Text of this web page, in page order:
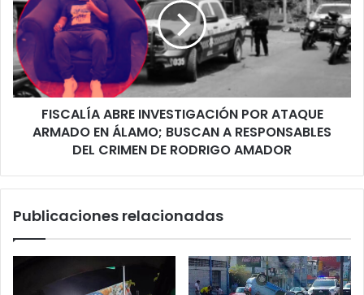
POR
ATAQUE
ARMADO
EN
ÁLAMO;
BUSCAN
RESPONSABLES
DE
AMADOR
FISCALÍA ABRE INVESTIGACIÓN POR ATAQUE
ARMADO EN ÁLAMO; BUSCAN A RESPONSABLES
DEL CRIMEN DE RODRIGO AMADOR
Publicaciones relacionadas